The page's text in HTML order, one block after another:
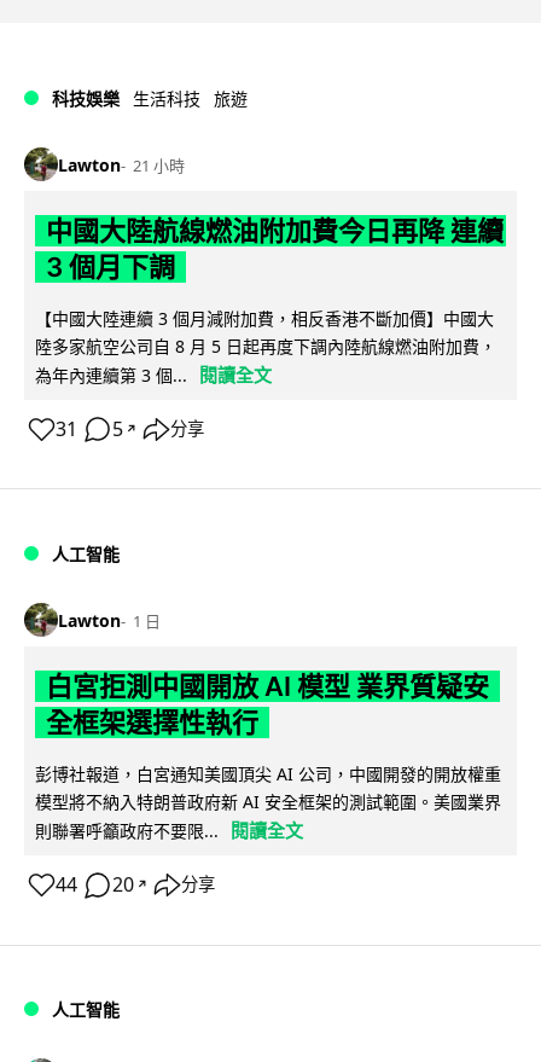
科技娛樂 生活科技 旅遊
Lawton 21 小時
中國大陸航線燃油附加費今日再降 連續
3 個月下調
【中國大陸連續 3 個月減附加費，相反香港不斷加價】中國大
陸多家航空公司自 8 月 5 日起再度下調內陸航線燃油附加費，
為年內連續第 3 個...
閱讀全文
31 5 ↗ 分享
人工智能
Lawton 1 日
白宮拒測中國開放 AI 模型 業界質疑安
全框架選擇性執行
彭博社報道，白宮通知美國頂尖 AI 公司，中國開發的開放權重
模型將不納入特朗普政府新 AI 安全框架的測試範圍。美國業界
則聯署呼籲政府不要限...
閱讀全文
44 20 ↗ 分享
人工智能